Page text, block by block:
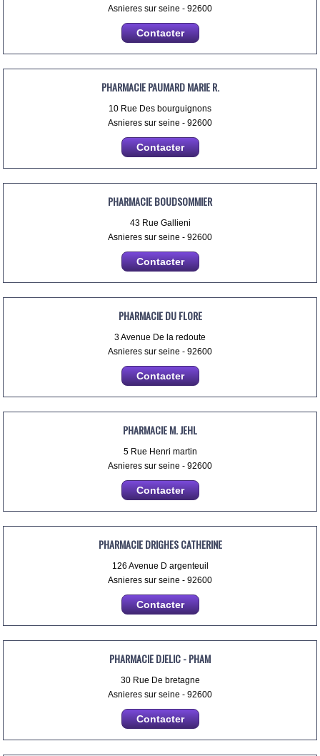
Asnieres sur seine - 92600
Contacter
PHARMACIE PAUMARD MARIE R.
10 Rue Des bourguignons
Asnieres sur seine - 92600
Contacter
PHARMACIE BOUDSOMMIER
43 Rue Gallieni
Asnieres sur seine - 92600
Contacter
PHARMACIE DU FLORE
3 Avenue De la redoute
Asnieres sur seine - 92600
Contacter
PHARMACIE M. JEHL
5 Rue Henri martin
Asnieres sur seine - 92600
Contacter
PHARMACIE DRIGHES CATHERINE
126 Avenue D argenteuil
Asnieres sur seine - 92600
Contacter
PHARMACIE DJELIC - PHAM
30 Rue De bretagne
Asnieres sur seine - 92600
Contacter